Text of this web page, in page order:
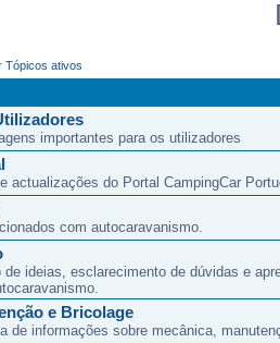
Tópicos ativos
importantes para os utilizadores
actualizações do Portal CampingCar
com autocaravanismo.
ideias, esclarecimento de dúvidas e
e Bricolage
de informações sobre mecânica,